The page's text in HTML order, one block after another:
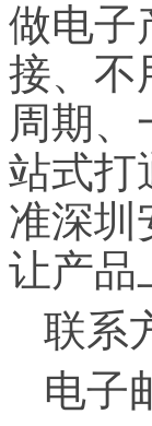
做电子
接、不
周期
站式打
准深圳
让产品
联系
电子